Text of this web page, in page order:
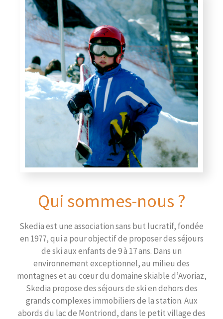
Qui sommes-nous ?
Skedia est une association sans but lucratif, fondée
en 1977, qui a pour objectif de proposer des séjours
de ski aux enfants de 9 à 17 ans. Dans un
environnement exceptionnel, au milieu des
montagnes et au cœur du domaine skiable d’Avoriaz,
Skedia propose des séjours de ski en dehors des
grands complexes immobiliers de la station. Aux
abords du lac de Montriond, dans le petit village des